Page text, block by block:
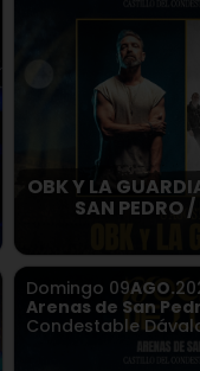
OBK Y LA
SAN PEDRO
Domingo 09AGO.
Arenas de San
Condestable